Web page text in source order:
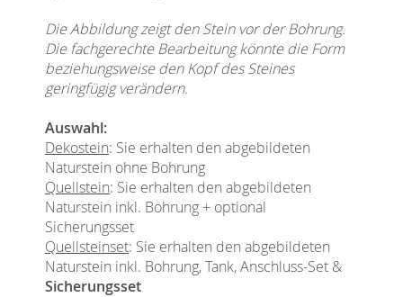
Die Abbildung zeigt den Stein vor der Bohrung.
Die fachgerechte Bearbeitung könnte die Form
beziehungsweise den Kopf des Steines
geringfügig verändern.
Auswahl:
Dekostein: Sie erhalten den abgebildeten
Naturstein ohne Bohrung
Quellstein: Sie erhalten den abgebildeten
Naturstein inkl. Bohrung + optional
Sicherungsset
Quellsteinset: Sie erhalten den abgebildeten
Naturstein inkl. Bohrung, Tank, Anschluss-Set &
Sicherungsset